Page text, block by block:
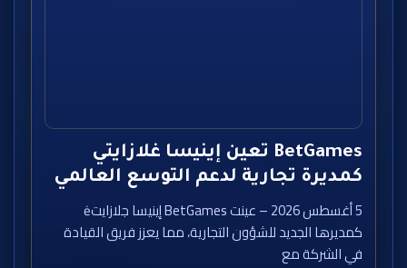
BetGames تعين إينيسا غلازايتي
كمديرة تجارية لدعم التوسع العالمي
5 أغسطس 2026 – عينت BetGames إينيسا جلازايتė
كمديرها الجديد للشؤون التجارية، مما يعزز فريق القيادة
في الشركة مع